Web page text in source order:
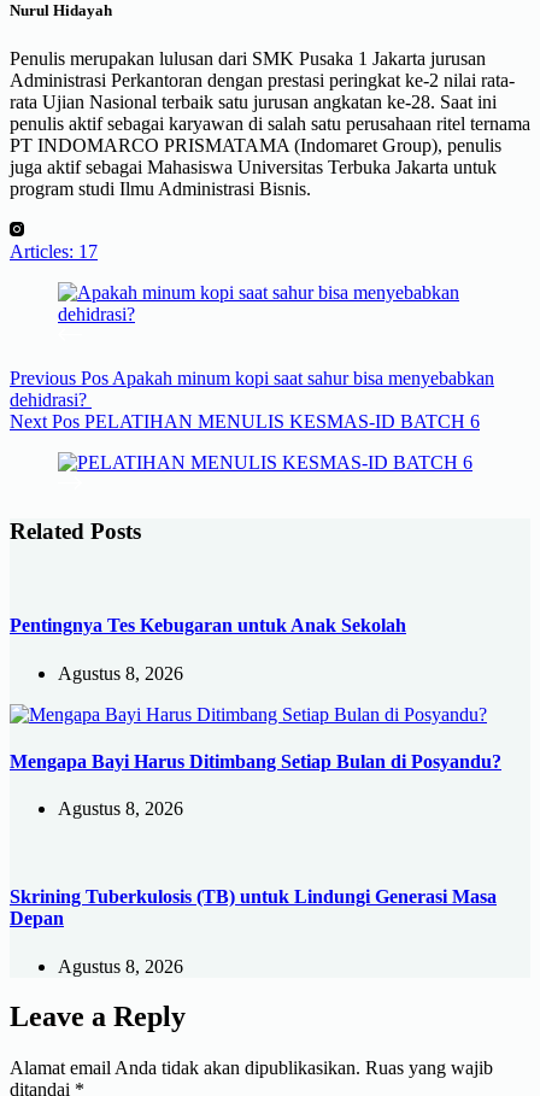
Nurul Hidayah
Penulis merupakan lulusan dari SMK Pusaka 1 Jakarta jurusan
Administrasi Perkantoran dengan prestasi peringkat ke-2 nilai rata-
rata Ujian Nasional terbaik satu jurusan angkatan ke-28. Saat ini
penulis aktif sebagai karyawan di salah satu perusahaan ritel ternama
PT INDOMARCO PRISMATAMA (Indomaret Group), penulis
juga aktif sebagai Mahasiswa Universitas Terbuka Jakarta untuk
program studi Ilmu Administrasi Bisnis.
Articles: 17
Previous Pos Apakah minum kopi saat sahur bisa menyebabkan
dehidrasi?
Next Pos PELATIHAN MENULIS KESMAS-ID BATCH 6
Related Posts
Pentingnya Tes Kebugaran untuk Anak Sekolah
Agustus 8, 2026
Mengapa Bayi Harus Ditimbang Setiap Bulan di Posyandu?
Agustus 8, 2026
Skrining Tuberkulosis (TB) untuk Lindungi Generasi Masa
Depan
Agustus 8, 2026
Leave a Reply
Alamat email Anda tidak akan dipublikasikan. Ruas yang wajib
ditandai *